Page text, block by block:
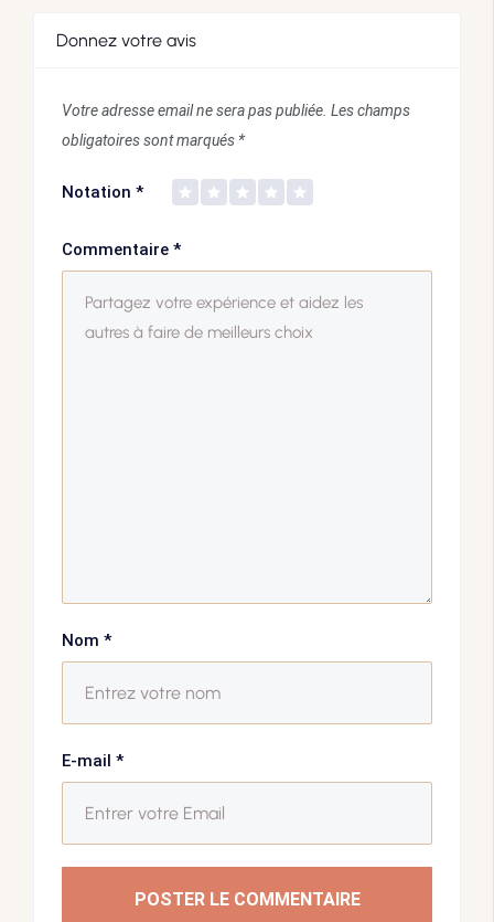
Donnez votre avis
Votre adresse email ne sera pas publiée. Les champs
obligatoires sont marqués *
Notation *
Commentaire *
Nom *
E-mail *
POSTER LE COMMENTAIRE